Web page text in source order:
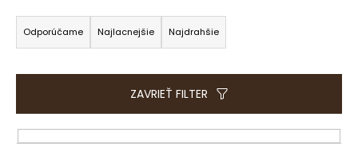
R
a
d
e
i
e
Odporúčame Najlacnejšie Najdrahšie
ZAVRIEŤ FILTER
s
ť